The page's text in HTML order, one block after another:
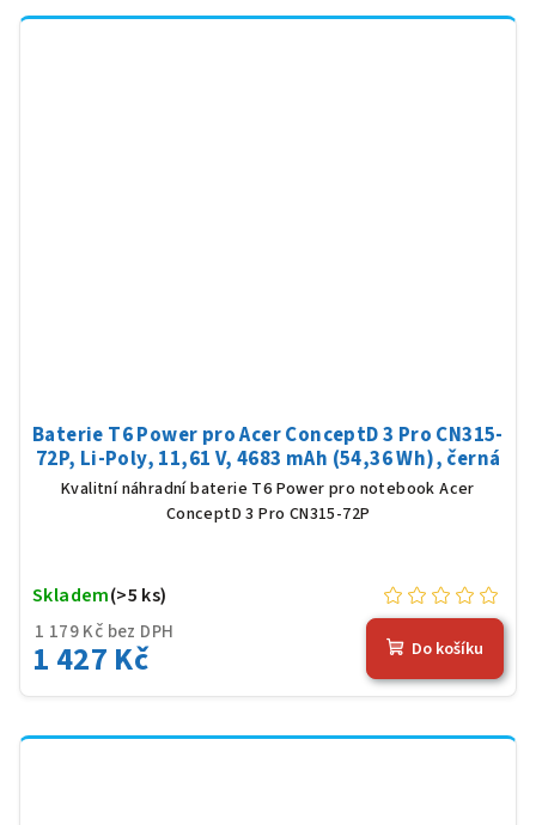
Baterie T6 Power pro Acer ConceptD 3 Pro CN315-
72P, Li-Poly, 11,61 V, 4683 mAh (54,36 Wh), černá
Kvalitní náhradní baterie T6 Power pro notebook Acer
ConceptD 3 Pro CN315-72P
1 179 Kč bez DPH
1 427 Kč
Skladem(>5 ks)
Do košíku